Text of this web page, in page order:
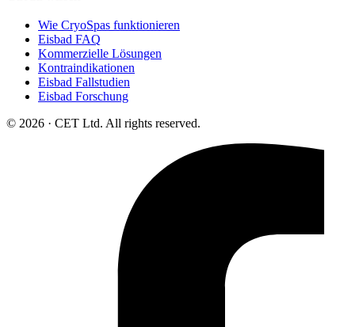
Wie CryoSpas funktionieren
Eisbad FAQ
Kommerzielle Lösungen
Kontraindikationen
Eisbad Fallstudien
Eisbad Forschung
© 2026 · CET Ltd. All rights reserved.